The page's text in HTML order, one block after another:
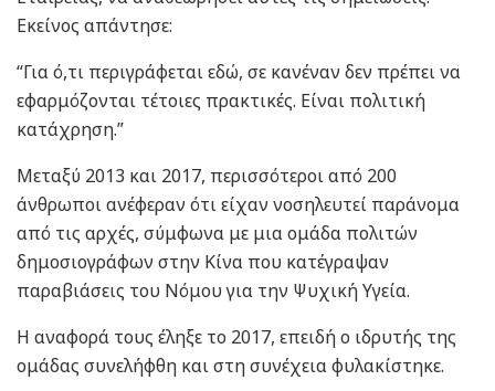
Εκείνος απάντησε:
“Για ό,τι περιγράφεται εδώ, σε κανέναν δεν πρέπει να
εφαρμόζονται τέτοιες πρακτικές. Είναι πολιτική
κατάχρηση.”
Μεταξύ 2013 και 2017, περισσότεροι από 200
άνθρωποι ανέφεραν ότι είχαν νοσηλευτεί παράνομα
από τις αρχές, σύμφωνα με μια ομάδα πολιτών
δημοσιογράφων στην Κίνα που κατέγραψαν
παραβιάσεις του Νόμου για την Ψυχική Υγεία.
Η αναφορά τους έληξε το 2017, επειδή ο ιδρυτής της
ομάδας συνελήφθη και στη συνέχεια φυλακίστηκε.